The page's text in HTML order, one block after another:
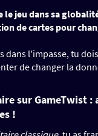
le jeu dans sa
de cartes pour
dans l'impasse, tu
de changer la
sur GameTwist :
!